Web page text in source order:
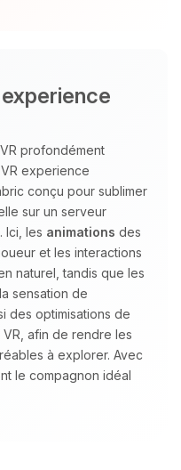
profondément
experience
conçu pour sublimer
sur un serveur
Ici, les animations des
et les interactions
naturel, tandis que les
sensation de
des optimisations de
afin de rendre les
à explorer. Avec
le compagnon idéal